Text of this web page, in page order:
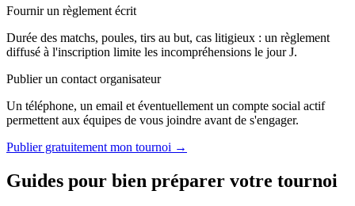
Fournir un règlement écrit
Durée des matchs, poules, tirs au but, cas litigieux : un règlement
diffusé à l'inscription limite les incompréhensions le jour J.
Publier un contact organisateur
Un téléphone, un email et éventuellement un compte social actif
permettent aux équipes de vous joindre avant de s'engager.
Publier gratuitement mon tournoi →
Guides pour bien préparer votre tournoi